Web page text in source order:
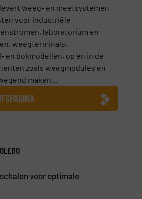
levert weeg- en meetsystemen
voor industriële
laboratorium en
weegterminals,
en bokmodellen, op en in de
zoals weegmodules en
maken...
voor optimale